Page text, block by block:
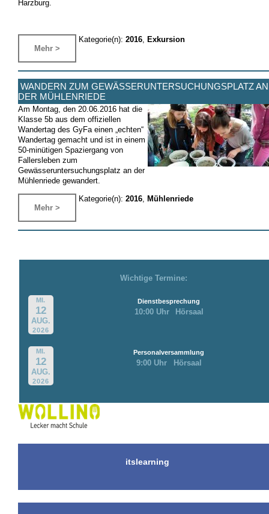
Harzburg.
Mehr >
Kategorie(n): 2016 ,Exkursion
WANDERN ZUM GEWÄSSERUNTERSUCHUNGSPLATZ AN
DER MÜHLENRIEDE
Am Montag, den 20.06.2016 hat die
Klasse 5b aus dem offiziellen
Wandertag des GyFa einen „echten“
Wandertag gemacht und ist in einem
50-minütigen Spaziergang von
Fallersleben zum
Gewässeruntersuchungsplatz an der
Mühlenriede gewandert.
Mehr >
Kategorie(n): 2016 Mühlenriede
Wichtige Termine:
MI.
12
AUG.
2026
Dienstbesprechung
10:00 Uhr Hörsaal
MI.
12
AUG.
2026
Personalversammlung
9:00 Uhr Hörsaal
itslearning